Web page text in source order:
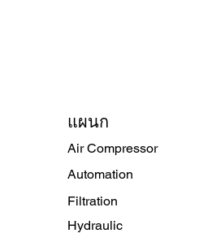
แผนก
Air Compressor
Automation
Filtration
Hydraulic